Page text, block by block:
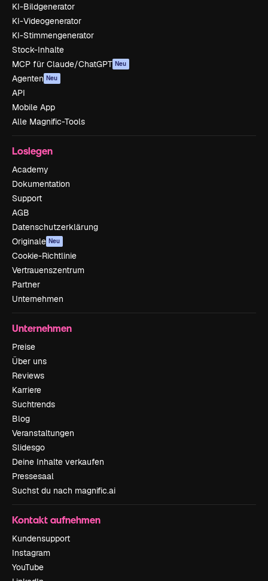
KI-Bildgenerator
KI-Videogenerator
KI-Stimmengenerator
Stock-Inhalte
MCP für Claude/ChatGPT Neu
Agenten Neu
API
Mobile App
Alle Magnific-Tools
Loslegen
Academy
Dokumentation
Support
AGB
Datenschutzerklärung
Originale Neu
Cookie-Richtlinie
Vertrauenszentrum
Partner
Unternehmen
Unternehmen
Preise
Über uns
Reviews
Karriere
Suchtrends
Blog
Veranstaltungen
Slidesgo
Deine Inhalte verkaufen
Pressesaal
Suchst du nach magnific.ai
Kontakt aufnehmen
Kundensupport
Instagram
YouTube